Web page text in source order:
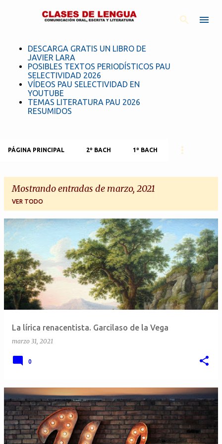
Ir al contenido principal
DESCARGA GRATIS UN LIBRO DE
JAVIER LARA
POSIBLES TEXTOS PERIODÍSTICOS PAU
SELECTIVIDAD 2026
VÍDEOS PAU SELECTIVIDAD EN
YOUTUBE
TEMAS LITERATURA PAU 2026
RESUMIDOS
PÁGINA PRINCIPAL 2º BACH 1º BACH
Mostrando entradas de marzo, 2021
VER TODO
E
n
t
r
a
La lírica renacentista. Garcilaso de la Vega
marzo 31, 2021
0